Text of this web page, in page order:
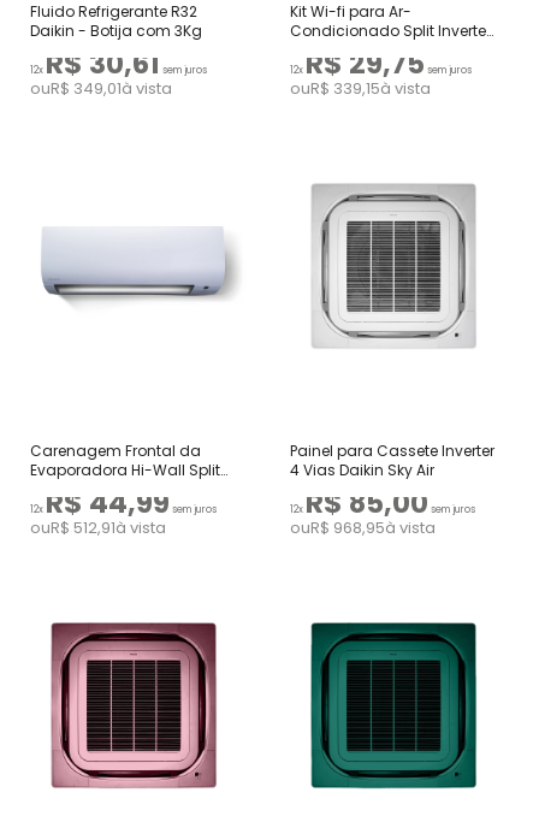
Fluido Refrigerante R32
Daikin - Botija com 3Kg
12x R$ 30,61 sem juros
ouR$ 349,01à vista
Kit Wi-fi para Ar-
Condicionado Split Inverter
12x R$ 29,75 sem juros
ouR$ 339,15à vista
Carenagem Frontal da
Evaporadora Hi-Wall Split
12x R$ 44,99 sem juros
ouR$ 512,91à vista
Painel para Cassete Inverter
4 Vias Daikin Sky Air
12x R$ 85,00 sem juros
ouR$ 968,95à vista